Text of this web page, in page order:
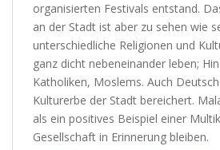
organisierten Festivals entstand.
an der Stadt ist aber zu sehen wie
unterschiedliche Religionen und
ganz dicht nebeneinander leben;
Katholiken, Moslems. Auch
Kulturerbe der Stadt bereichert.
als ein positives Beispiel einer
Gesellschaft in Erinnerung bleiben.